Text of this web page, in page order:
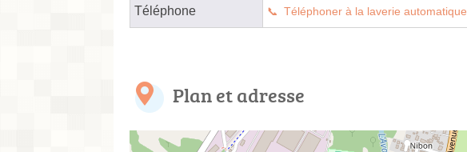
Téléphone Téléphoner à la laverie automatique
Plan et adresse